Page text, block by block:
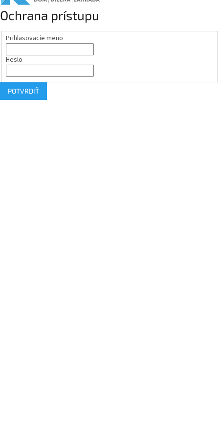
Ochrana prístupu
Prihlasovacie meno
Heslo
POTVRDIŤ